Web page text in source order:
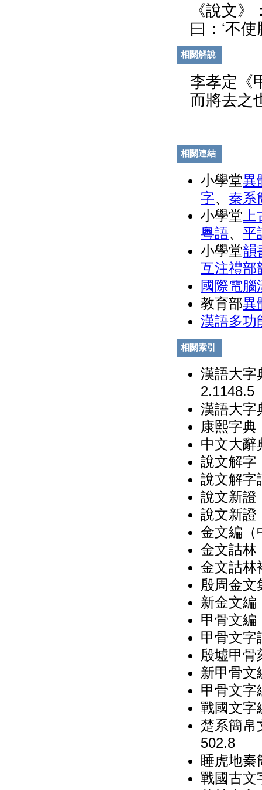
《說文
曰：‘不使
相關解說
李孝定《
而將去之
相關連結
小學堂異
字、 秦系
小學堂
粵語、 平
小學堂韻
互注禮部
國際電腦
教育部異
漢語多功
相關索引
漢語大字
2.1148.5
漢語大字
康熙字典
中文大辭
說文解字
說文解字
說文新證
說文新證
金文編（
金文詁林
金文詁林
殷周金文
新金文編
甲骨文編
甲骨文字
殷墟甲骨
新甲骨文
甲骨文字
戰國文字
楚系簡帛
502.8
睡虎地秦
戰國古文